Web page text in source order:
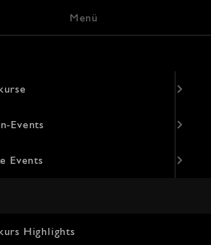
Leben, Fachchinesisch in Rezepten,
Menü
Events
Events
Highlights